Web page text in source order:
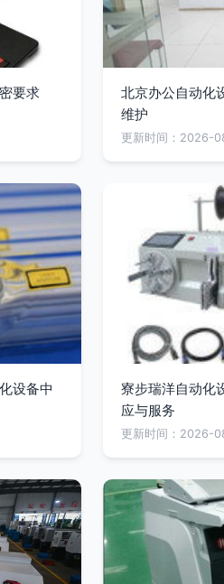
要求
北京办公自动化
维护
更新时间：2026-
设备中
寮步瑞洋自动化
应与服务
更新时间：2026-